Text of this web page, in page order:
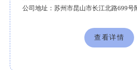
公司地址： 苏州市昆山市长江北路699号
查看详情